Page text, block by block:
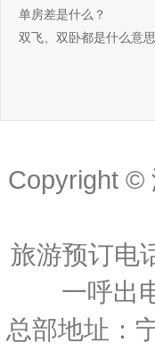
单房差是什么？
双飞、双卧都是什么意思
Copyright ©
旅游预订电
一呼出
总部地址：